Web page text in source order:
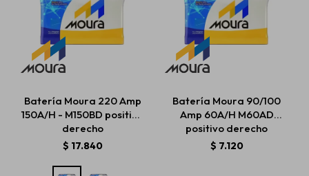
Batería Moura 220 Amp
150A/H - M150BD positivo
derecho
$ 17.840
Batería Moura 90/100
Amp 60A/H M60AD
positivo derecho
$ 7.120